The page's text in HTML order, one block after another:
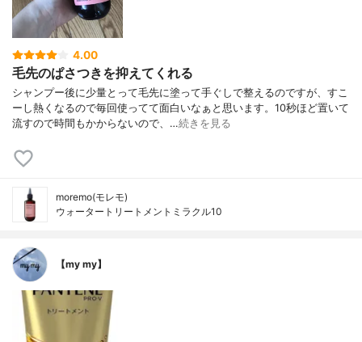
4.00
毛先のぱさつきを抑えてくれる
シャンプー後に少量とって毛先に塗って手ぐしで整えるのですが、すこ
ーし熱くなるので毎回使ってて面白いなぁと思います。10秒ほど置いて
流すので時間もかからないので、…続きを見る
moremo(モレモ)
ウォータートリートメントミラクル10
【my my】